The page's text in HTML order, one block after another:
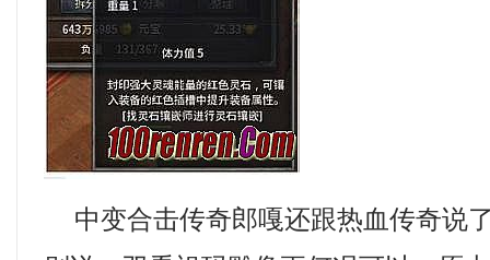
中变合击传奇郎嘎还跟热血传奇说